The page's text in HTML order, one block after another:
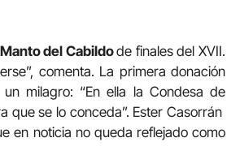
Manto del Cabildode finales del XVII.
comenta. La primera donación
milagro: “En ella la Condesa de
que se lo conceda”. Ester Casorrán
en noticia no queda reflejado como